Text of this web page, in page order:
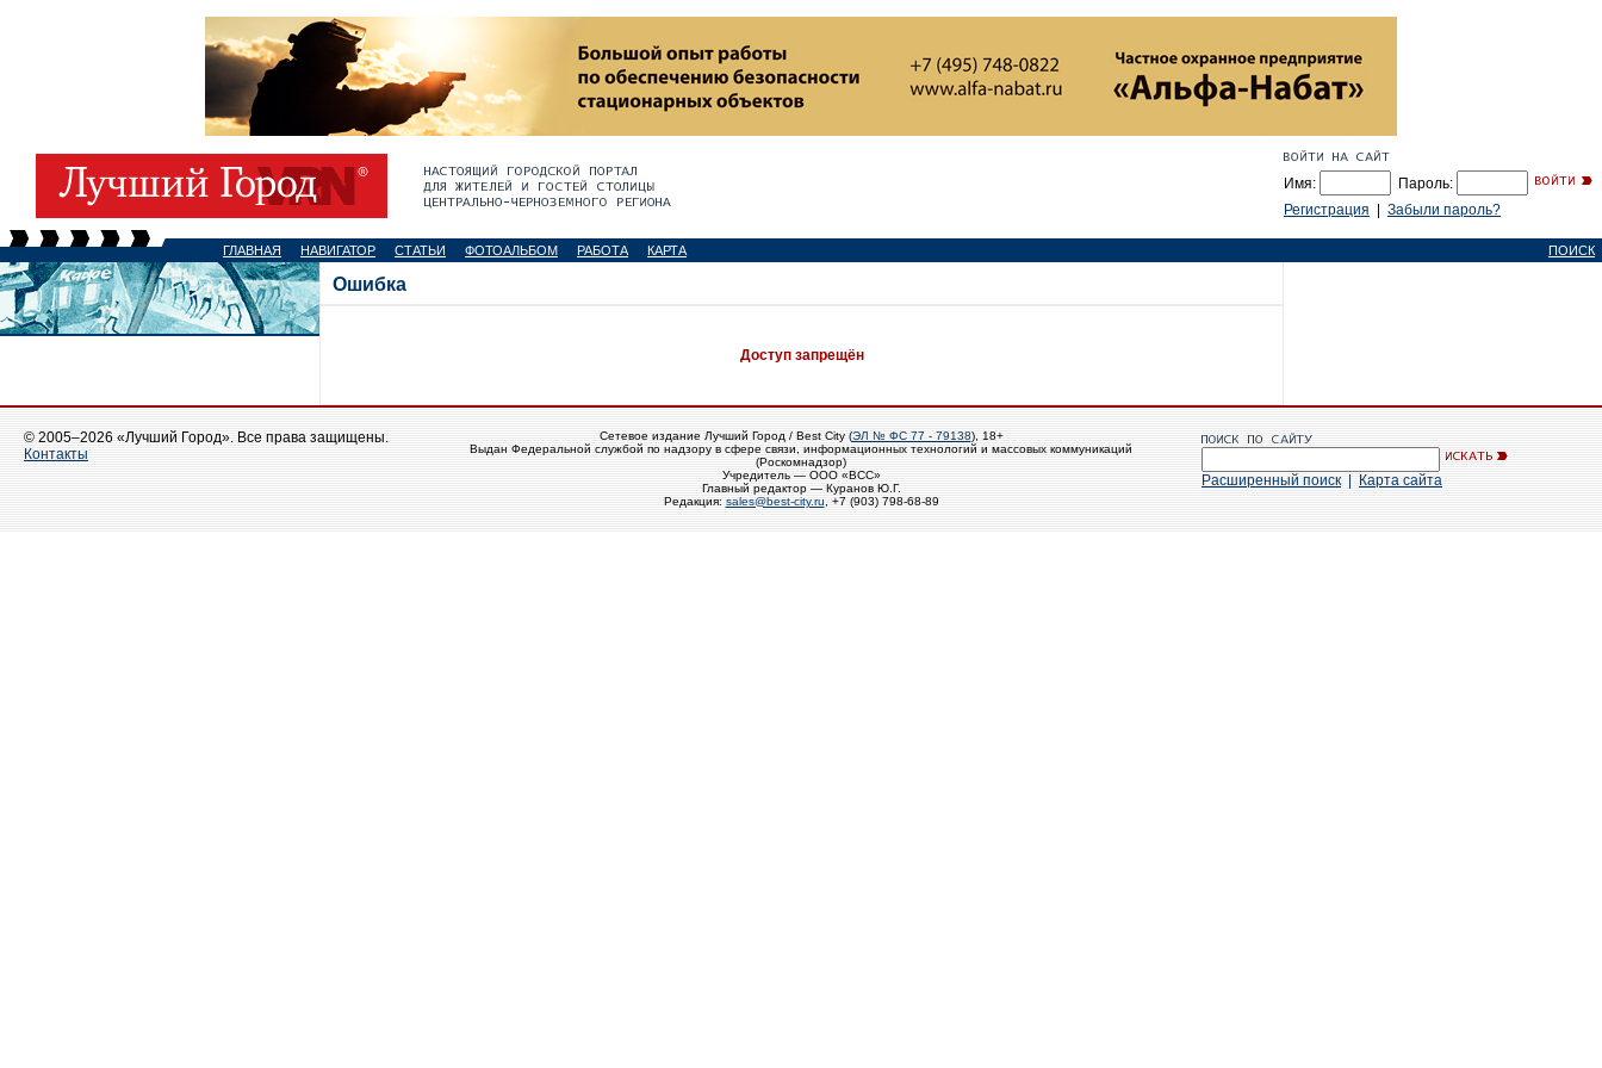
Имя:
Пароль:
Регистрация
Забыли пароль?
ГЛАВНАЯ НАВИГАТОР СТАТЬИ ФОТОАЛЬБОМ РАБОТА КАРТА ПОИСК
Ошибка
Доступ запрещён
© 2005–2026 «Лучший Город». Все права защищены.
Контакты
Сетевое издание Лучший Город / Best City (ЭЛ № ФС 77 - 79138), 18+
Выдан Федеральной службой по надзору в сфере связи, информационных технологий и массовых коммуникаций
(Роскомнадзор)
Учредитель — ООО «ВСС»
Главный редактор — Куранов Ю.Г.
Редакция: sales@best-city.ru , +7 (903) 798-68-89
Расширенный поиск Карта сайта